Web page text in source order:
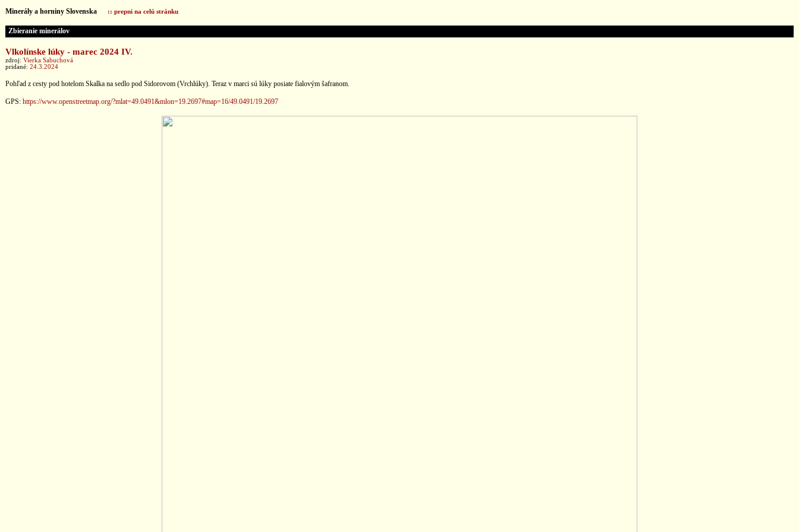
Minerály a horniny Slovenska :: prepni na celú stránku
Zbieranie minerálov
Vlkolínske lúky - marec 2024 IV.
zdroj: Vierka Sabuchová
pridané: 24.3.2024
Pohľad z cesty pod hotelom Skalka na sedlo pod Sidorovom (Vrchlúky). Teraz v marci sú lúky posiate fialovým šafranom.
GPS: https://www.openstreetmap.org/?mlat=49.0491&mlon=19.2697#map=16/49.0491/19.2697